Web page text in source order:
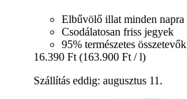
Elbűvölő illat minden napra
Csodálatosan friss jegyek
95% természetes összetevők
16.390 Ft (163.900 Ft / l)
Szállítás eddig: augusztus 11.